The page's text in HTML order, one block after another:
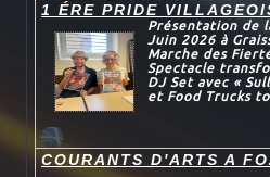
1 ÉRE PRIDE
Présentation de
Juin 2026 à
Marche des
Spectacle
DJ Set avec «
et Food Trucks
COURANTS D'ARTS A